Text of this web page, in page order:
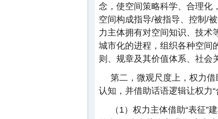
念，使空间策略科学、合理化
空间构成指导/被指导、控制/
力主体拥有对空间知识、技术
城市化的进程，组织各种空间
则、规章及其价值体系、社会
第二，微观尺度上，权力
认知，并借助话语逻辑让权力
（1）权力主体借助“表征”